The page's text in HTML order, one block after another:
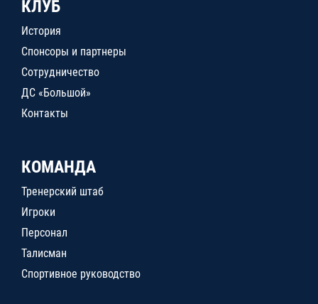
КЛУБ
История
Спонсоры и партнеры
Сотрудничество
ДС «Большой»
Контакты
КОМАНДА
Тренерский штаб
Игроки
Персонал
Талисман
Спортивное руководство